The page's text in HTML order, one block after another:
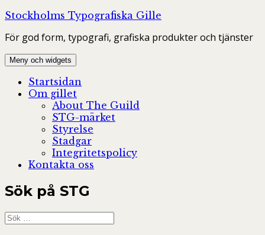
Hoppa
innehåll
Stockholms Typografiska Gille
För god form, typografi, grafiska produkter och tjänster
Meny och widgets
Startsidan
Om gillet
About The Guild
STG-märket
Styrelse
Stadgar
Integritetspolicy
Kontakta oss
Sök på STG
Sök
efter: